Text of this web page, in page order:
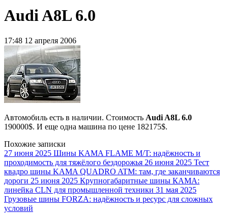
Audi A8L 6.0
17:48 12 апреля 2006
Автомобиль есть в наличии. Стоимость Audi A8L 6.0
190000$. И еще одна машина по цене 182175$.
Похожие записки
27 июня 2025 Шины KAMA FLAME M/T: надёжность и
проходимость для тяжёлого бездорожья 26 июня 2025 Тест
квадро шины KAMA QUADRO ATM: там, где заканчиваются
дороги 25 июня 2025 Крупногабаритные шины КАМА:
линейка CLN для промышленной техники 31 мая 2025
Грузовые шины FORZA: надёжность и ресурс для сложных
условий